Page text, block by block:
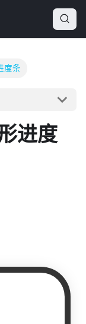
度条
进度